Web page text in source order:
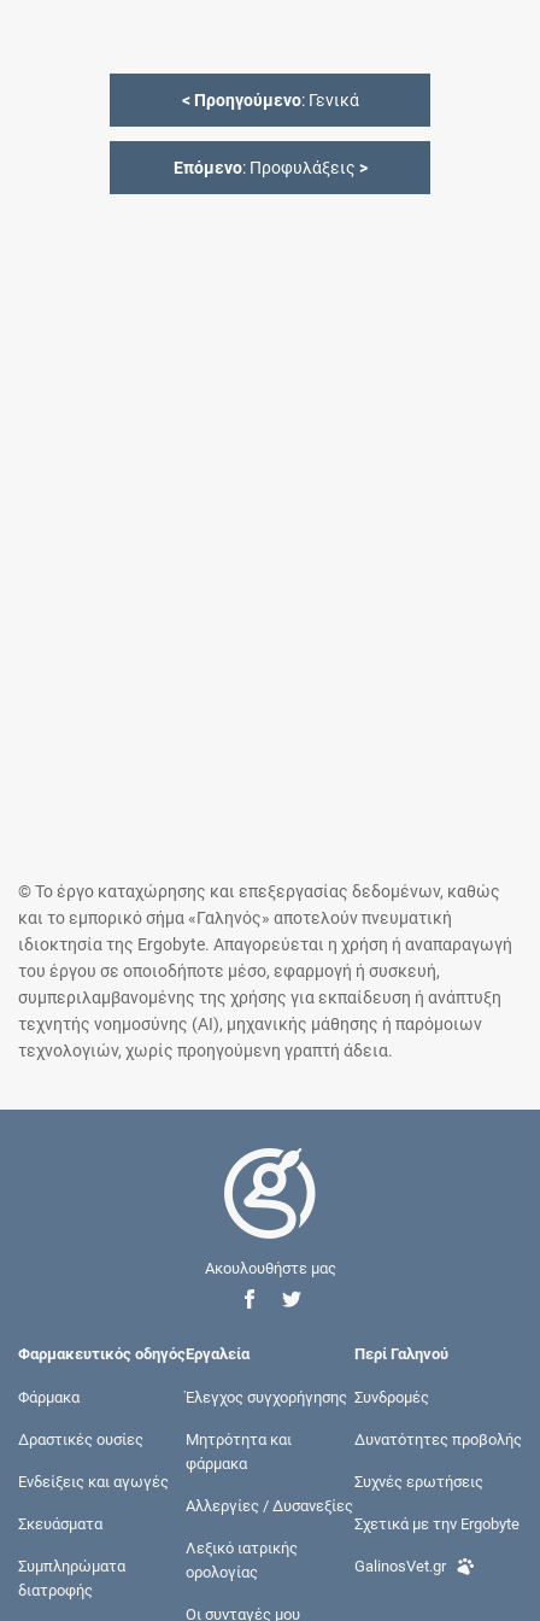
< Προηγούμενο: Γενικά
Επόμενο: Προφυλάξεις >
© Το έργο καταχώρησης και επεξεργασίας δεδομένων, καθώς
και το εμπορικό σήμα «Γαληνός» αποτελούν πνευματική
ιδιοκτησία της Ergobyte. Απαγορεύεται η χρήση ή αναπαραγωγή
του έργου σε οποιοδήποτε μέσο, εφαρμογή ή συσκευή,
συμπεριλαμβανομένης της χρήσης για εκπαίδευση ή ανάπτυξη
τεχνητής νοημοσύνης (AI), μηχανικής μάθησης ή παρόμοιων
τεχνολογιών, χωρίς προηγούμενη γραπτή άδεια.
Ακουλουθήστε μας
Φαρμακευτικός οδηγός
Φάρμακα
Δραστικές ουσίες
Ενδείξεις και αγωγές
Σκευάσματα
Συμπληρώματα
διατροφής
Εργαλεία
Έλεγχος συγχορήγησης
Μητρότητα και
φάρμακα
Αλλεργίες / Δυσανεξίες
Λεξικό ιατρικής
ορολογίας
Οι συνταγές μου
Περί Γαληνού
Συνδρομές
Δυνατότητες προβολής
Συχνές ερωτήσεις
Σχετικά με την Ergobyte
GalinosVet.gr